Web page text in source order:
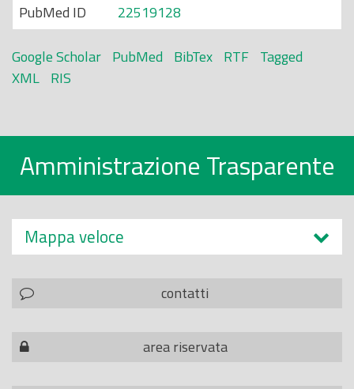
PubMed ID
22519128
Google Scholar PubMed BibTex RTF Tagged
XML RIS
Amministrazione Trasparente
Mappa veloce
contatti
area riservata